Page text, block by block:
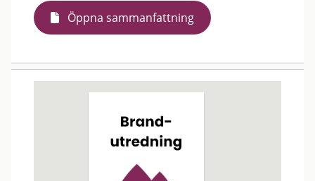
Öppna sammanfattning